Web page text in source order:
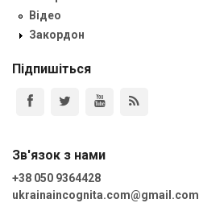
Відео
Закордон
Підпишіться
Зв'язок з нами
+38 050 9364428
ukrainaincognita.com@gmail.com